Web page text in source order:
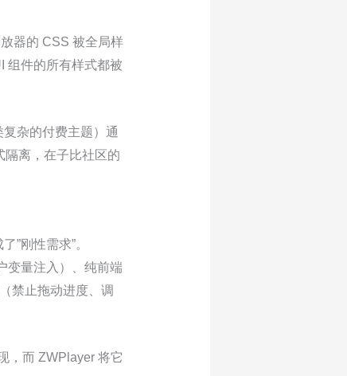
器的 CSS 被全局样
组件的所有样式都被
杂的付费主题）通
隔离，在子比社区的
”刚性需求”。
变量注入）、纯前端
禁止拖动进度、调
，而 ZWPlayer 将它